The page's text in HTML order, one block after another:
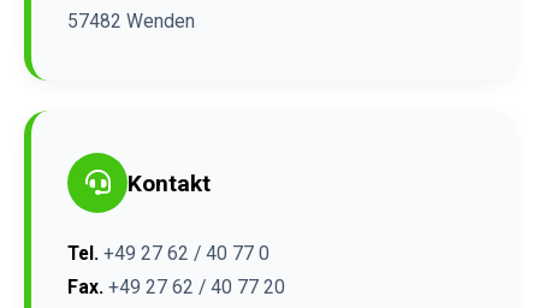
57482 Wenden
Kontakt
Tel. +49 27 62 / 40 77 0
Fax. +49 27 62 / 40 77 20